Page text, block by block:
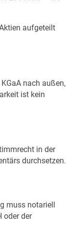
aufgeteilt
nach außen,
ist kein
in der
durchsetzen.
muss notariell
oder der